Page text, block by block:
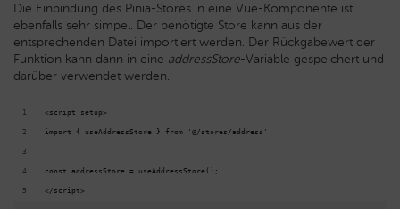
Die Einbindung des Pinia-Stores in eine Vue-Komponente ist
ebenfalls sehr simpel. Der benötigte Store kann aus der
entsprechenden Datei importiert werden. Der Rückgabewert der
Funktion kann dann in eine addressStore-Variable gespeichert und
darüber verwendet werden.
<script setup>
import { useAddressStore } from '@/stores/address'
const addressStore = useAddressStore();
</script>